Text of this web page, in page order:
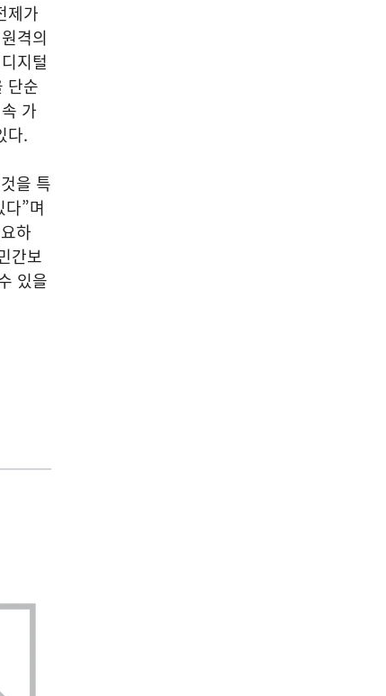
제가
격의
지털
단순
가
다.
을 특
”며
하
간보
있을